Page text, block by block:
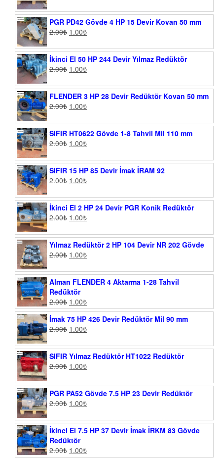
PGR PD42 Gövde 4 HP 15 Devir Kovan 50 mm
2.00₺ 1.00₺
İkinci El 50 HP 244 Devir Yılmaz Redüktör
2.00₺ 1.00₺
FLENDER 3 HP 28 Devir Redüktör Kovan 50 mm
2.00₺ 1.00₺
SIFIR HT0622 Gövde 1-8 Tahvil Mil 110 mm
2.00₺ 1.00₺
SIFIR 15 HP 85 Devir İmak İRAM 92
2.00₺ 1.00₺
İkinci El 2 HP 24 Devir PGR Konik Redüktör
2.00₺ 1.00₺
Yılmaz Redüktör 2 HP 104 Devir NR 202 Gövde
2.00₺ 1.00₺
Alman FLENDER 4 Aktarma 1-28 Tahvil
Redüktör
2.00₺ 1.00₺
İmak 75 HP 426 Devir Redüktör Mil 90 mm
2.00₺ 1.00₺
SIFIR Yılmaz Redüktör HT1022 Redüktör
2.00₺ 1.00₺
PGR PA52 Gövde 7.5 HP 23 Devir Redüktör
2.00₺ 1.00₺
İkinci El 7.5 HP 37 Devir İmak İRKM 83 Gövde
Redüktör
2.00₺ 1.00₺